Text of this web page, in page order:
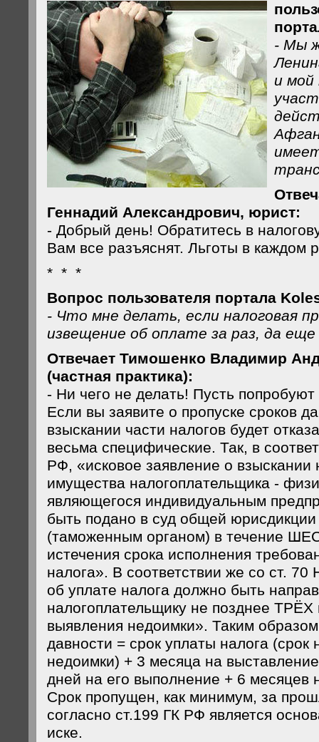
- Мы
и мой
Геннадий Александрович, юрист:
- Добрый день! Обратитесь в
Вам все разъяснят. Льготы в каждом
* * *
Вопрос пользователя портала
- Что мне делать, если налоговая
извещение об оплате за раз, да
Отвечает Тимошенко Владимир
(частная практика):
- Ни чего не делать! Пусть попробуют
Если вы заявите о пропуске сроков
взыскании части налогов будет
весьма специфические. Так, в
РФ, «исковое заявление о взыскании
имущества налогоплательщика -
являющегося индивидуальным
быть подано в суд общей
(таможенным органом) в течение
истечения срока исполнения
налога». В соответствии же со ст.
об уплате налога должно быть
налогоплательщику не позднее ТРЁХ
выявления недоимки». Таким
давности = срок уплаты налога (срок
недоимки) + 3 месяца на
дней на его выполнение + 6 месяцев
Срок пропущен, как минимум, за
согласно ст.199 ГК РФ является
иске.